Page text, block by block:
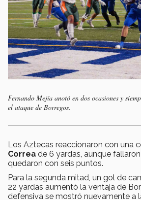
​​​​Fernando Mejía anotó en dos ocasiones y
el ataque de Borregos.
Los Aztecas reaccionaron con una
Correa de 6 yardas, aunque
quedaron con seis puntos.
Para la segunda mitad, un gol de
22 yardas aumentó la ventaja de
defensiva se mostró nuevamente a